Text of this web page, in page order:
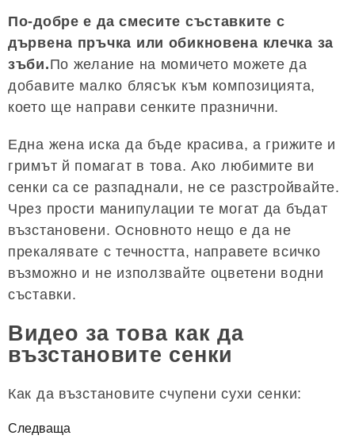
По-добре е да смесите съставките с
дървена пръчка или обикновена клечка за
зъби.По желание на момичето можете да
добавите малко блясък към композицията,
което ще направи сенките празнични.
Една жена иска да бъде красива, а грижите и
гримът й помагат в това. Ако любимите ви
сенки са се разпаднали, не се разстройвайте.
Чрез прости манипулации те могат да бъдат
възстановени. Основното нещо е да не
прекалявате с течността, направете всичко
възможно и не използвайте оцветени водни
съставки.
Видео за това как да
възстановите сенки
Как да възстановите счупени сухи сенки:
Следваща